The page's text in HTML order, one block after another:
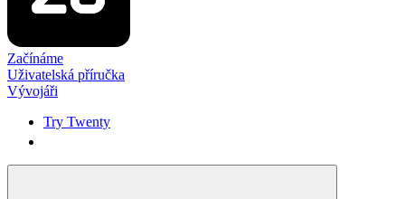
Začínáme
Uživatelská příručka
Vývojáři
Try Twenty